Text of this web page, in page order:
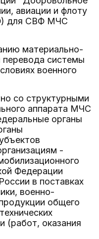
авиации и флоту
для СВФ МЧС
материально-
перевода системы
военного
со структурными
аппарата МЧС
органы
-
Федерации
в поставках
военно-
общего
(работ, оказания